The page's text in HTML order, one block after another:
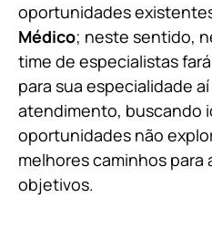
oportunidades
Médico; neste sentido,
time de especialistas
para sua especialidade
atendimento, buscando
oportunidades não
melhores caminhos para
objetivos.